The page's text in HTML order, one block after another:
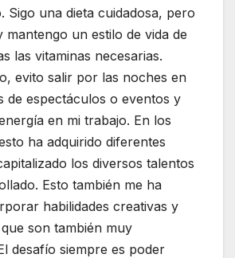
Sigo una dieta cuidadosa, pero
mantengo un estilo de vida de
las vitaminas necesarias.
evito salir por las noches en
de espectáculos o eventos y
en mi trabajo. En los
ha adquirido diferentes
los diversos talentos
Esto también me ha
habilidades creativas y
son también muy
desafío siempre es poder